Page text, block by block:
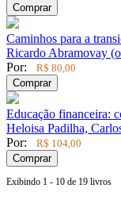
Comprar
Caminhos para a
Ricardo Abramovay
Por:
R$ 80,00
Comprar
Educação financeira:
Heloisa Padilha,
Por:
R$ 104,00
Comprar
Exibindo 1 - 10 de 19 livros